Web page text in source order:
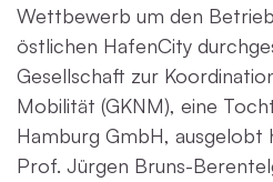
Wettbewerb um den
östlichen HafenCity
Gesellschaft zur
Mobilität (GKNM), eine
Hamburg GmbH, ausgelobt
Prof. Jürgen Bruns-